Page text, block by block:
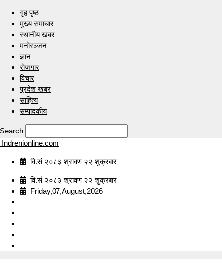
गृह पृष्ठ
मुख्य समाचार
स्थानीय खबर
मनोरञ्जन
ज्ञान
रोजगार
विचार
प्रदेश खबर
साहित्य
सम्पादकीय
Search
Indrenionline.com
वि.सं २०८३ श्रावण २२ शुक्रबार
वि.सं २०८३ श्रावण २२ शुक्रबार
Friday,07,August,2026